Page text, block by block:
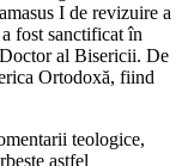
I de revizuire a
fost sanctificat în
al Bisericii. De
Ortodoxă, fiind
teologice,
astfel